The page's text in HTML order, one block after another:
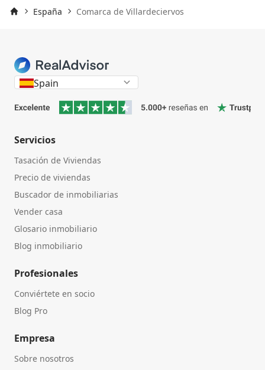
España Comarca de Villardeciervos
Spain
Servicios
Tasación de Viviendas
Precio de viviendas
Buscador de inmobiliarias
Vender casa
Glosario inmobiliario
Blog inmobiliario
Profesionales
Conviértete en socio
Blog Pro
Empresa
Sobre nosotros